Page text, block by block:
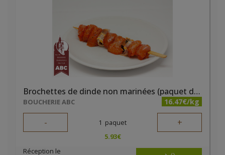
Brochettes de dinde non marinées (paquet de 2 pièces)
BOUCHERIE ABC 16.47€/kg
- 1 paquet +
5.93€
Réception le